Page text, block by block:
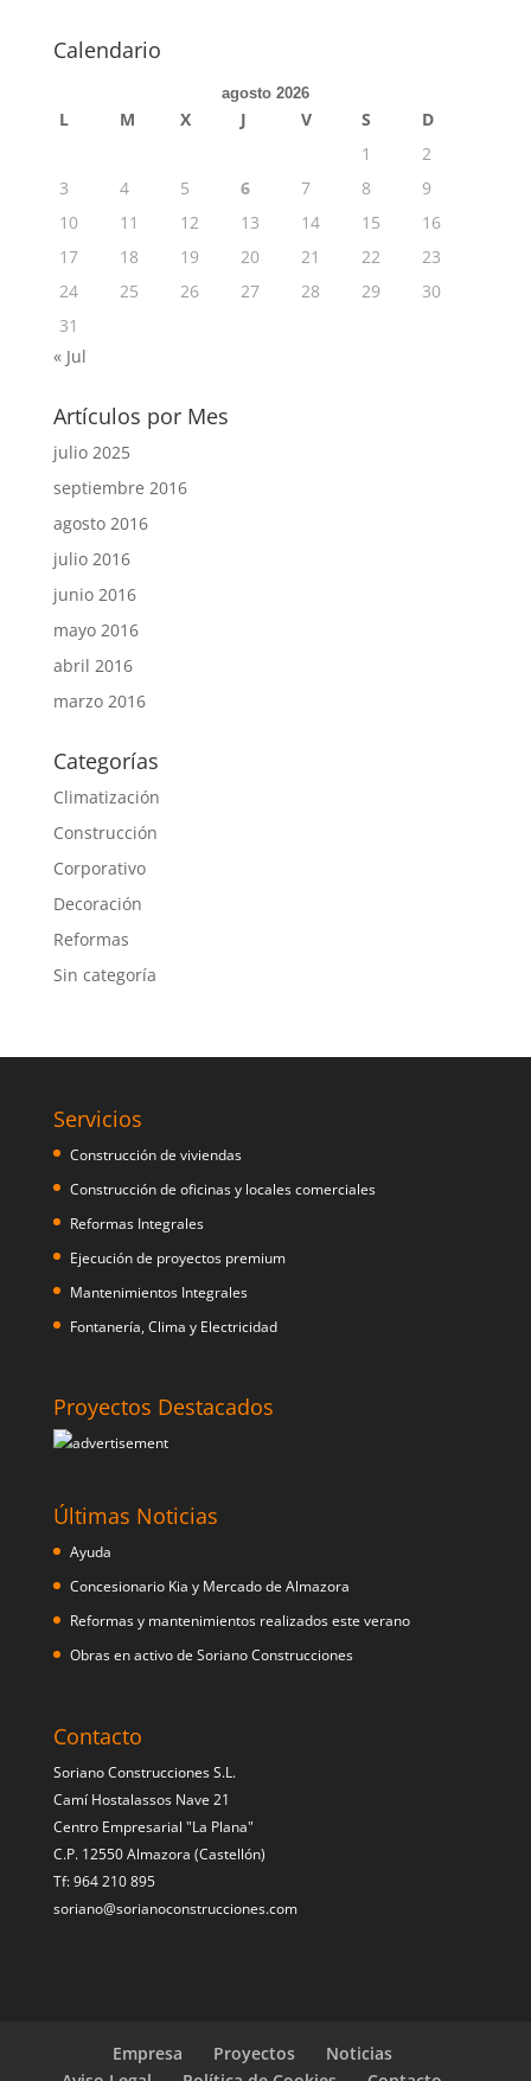
Calendario
agosto 2026
L M X J V S
D
1
2
3
4 5 6 7 8
9
10
11 12 13 14 15
16
17
18 19 20 21 22
23
24
25 26 27 28 29
30
31
« Jul
Artículos por Mes
julio 2025
septiembre 2016
agosto 2016
julio 2016
junio 2016
mayo 2016
abril 2016
marzo 2016
Categorías
Climatización
Construcción
Corporativo
Decoración
Reformas
Sin categoría
Servicios
Construcción de viviendas
Construcción de oficinas y locales comerciales
Reformas Integrales
Ejecución de proyectos premium
Mantenimientos Integrales
Fontanería, Clima y Electricidad
Proyectos Destacados
Últimas Noticias
Ayuda
Concesionario Kia y Mercado de Almazora
Reformas y mantenimientos realizados este verano
Obras en activo de Soriano Construcciones
Contacto
Soriano Construcciones S.L.
Camí Hostalassos Nave 21
Centro Empresarial "La Plana"
C.P. 12550 Almazora (Castellón)
Tf: 964 210 895
soriano@sorianoconstrucciones.com
Empresa Proyectos
Noticias